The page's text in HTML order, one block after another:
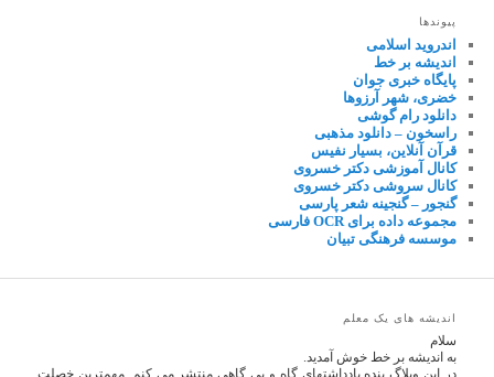
پیوندها
اندروید اسلامی
اندیشه بر خط
پایگاه خبری جوان
خضری، شهر آرزوها
دانلود رام گوشی
راسخون – دانلود مذهبی
قرآن آنلاین، بسیار نفیس
کانال آموزشی دکتر خسروی
کانال سروشی دکتر خسروی
گنجور – گنجینه شعر پارسی
مجموعه داده برای OCR فارسی
موسسه فرهنگی تبیان
اندیشه های یک معلم
سلام
به اندیشه بر خط خوش آمدید.
در این وبلاگ بنده یادداشتهای گاه و بی گاهی منتشر می کنم. مهمترین خصلت